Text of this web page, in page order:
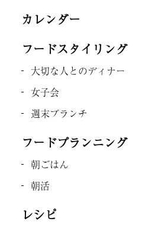
カレンダー
フードスタイリング
大切な人とのディナー
女子会
週末ブランチ
フードプランニング
朝ごはん
朝活
レシピ